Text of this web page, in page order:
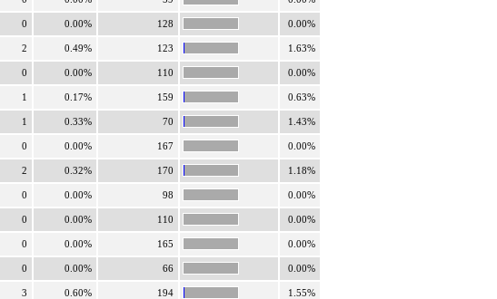
0 0.00% 128 0.00%
2 0.49% 123 1.63%
0 0.00% 110 0.00%
1 0.17% 159 0.63%
1 0.33% 70 1.43%
0 0.00% 167 0.00%
2 0.32% 170 1.18%
0 0.00% 98 0.00%
0 0.00% 110 0.00%
0 0.00% 165 0.00%
0 0.00% 66 0.00%
3 0.60% 194 1.55%